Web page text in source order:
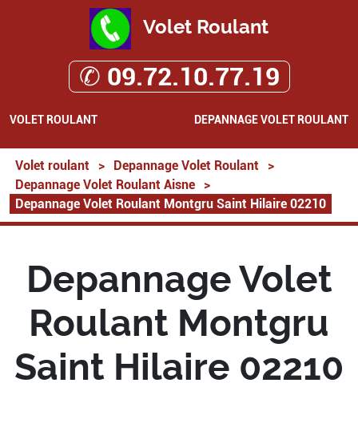
Volet Roulant
✆ 09.72.10.77.19
VOLET ROULANT DEPANNAGE VOLET ROULANT
Volet roulant > Depannage Volet Roulant
>
Depannage Volet Roulant Aisne
>
Depannage Volet Roulant Montgru Saint Hilaire 02210
Depannage Volet
Roulant Montgru
Saint Hilaire 02210